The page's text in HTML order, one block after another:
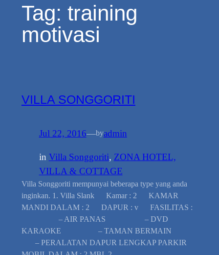
Tag: training
motivasi
VILLA SONGGORITI
Jul 22, 2016—byadmin
in Villa Songgoriti, ZONA HOTEL,
VILLA & COTTAGE
Villa Songgoriti mempunyai beberapa type yang anda
inginkan. 1. Villa Slank Kamar : 2 KAMAR
MANDI DALAM : 2 DAPUR : v FASILITAS :
– AIR PANAS – DVD
KARAOKE – TAMAN BERMAIN
– PERALATAN DAPUR LENGKAP PARKIR